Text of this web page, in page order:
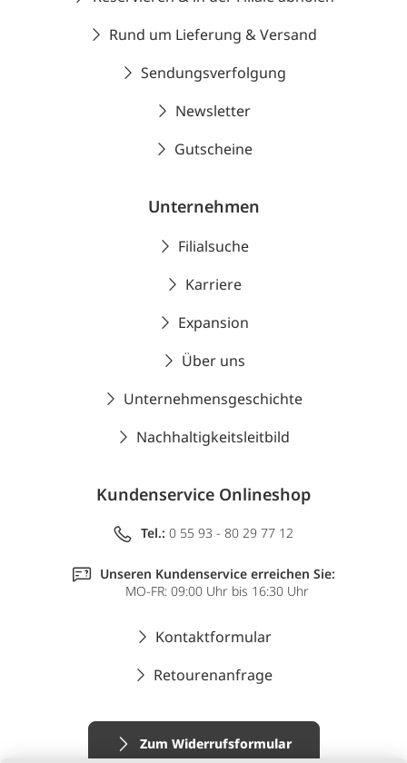
Rund um Lieferung & Versand
Sendungsverfolgung
Newsletter
Gutscheine
Unternehmen
Filialsuche
Karriere
Expansion
Über uns
Unternehmensgeschichte
Nachhaltigkeitsleitbild
Kundenservice Onlineshop
Tel.: 0 55 93 - 80 29 77 12
Unseren Kundenservice erreichen Sie:
MO-FR: 09:00 Uhr bis 16:30 Uhr
Kontaktformular
Retourenanfrage
Zum Widerrufsformular